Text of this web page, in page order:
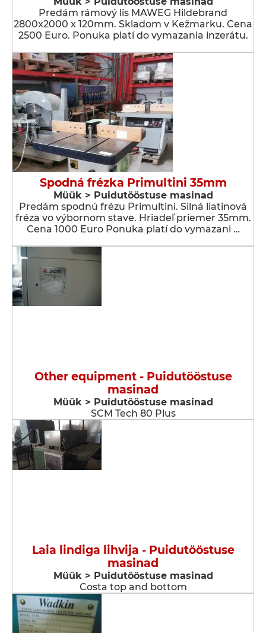
Predám rámový lis MAWEG Hildebrand
2800x2000 x 120mm. Skladom v Kežmarku. Cena
2500 Euro. Ponuka platí do vymazania inzerátu.
Spodná frézka Primultini 35mm
Müük > Puidutööstuse masinad
Predám spodnú frézu Primultini. Silná liatinová
fréza vo výbornom stave. Hriadeľ priemer 35mm.
Cena 1000 Euro Ponuka platí do vymazani …
Other equipment - Puidutööstuse
masinad
Müük > Puidutööstuse masinad
SCM Tech 80 Plus
Laia lindiga lihvija - Puidutööstuse
masinad
Müük > Puidutööstuse masinad
Costa top and bottom